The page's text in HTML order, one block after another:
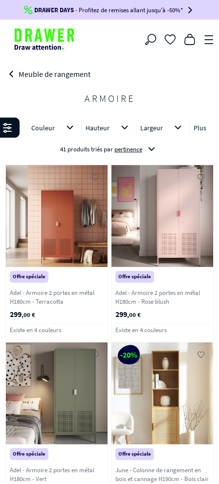
Jusqu'à-100€*sur votre commande !
BIKINI100
-voir conditions en bas de page-
DRAWER DAYS- Profitez de remises allant jusqu'à -50%*
Filtrer
Meuble de rangement
ARMOIRE
Affiner Couleur Hauteur Largeur Plus
41 produits triés par pertinence
Offre spéciale
Adel - Armoire 2 portes en métal
H180cm - Terracotta
299,00 €
Existe en 4 couleurs
Offre spéciale
Adel - Armoire 2 portes en métal
H180cm - Rose blush
299,00 €
Existe en 4 couleurs
Offre spéciale
Adel - Armoire 2 portes en métal
H180cm - Vert
-20%
Offre spéciale
June - Colonne de rangement en
bois et cannage H190cm - Bois clair